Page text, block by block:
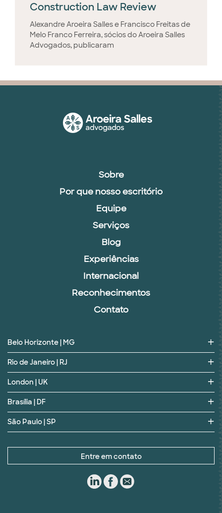
Construction Law Review
Alexandre Aroeira Salles e Francisco Freitas de
Melo Franco Ferreira, sócios do Aroeira Salles
Advogados, publicaram
Sobre
Por que nosso escritório
Equipe
Serviços
Blog
Experiências
Internacional
Reconhecimentos
Contato
Belo Horizonte | MG
Rio de Janeiro | RJ
London | UK
Brasília | DF
São Paulo | SP
Entre em contato